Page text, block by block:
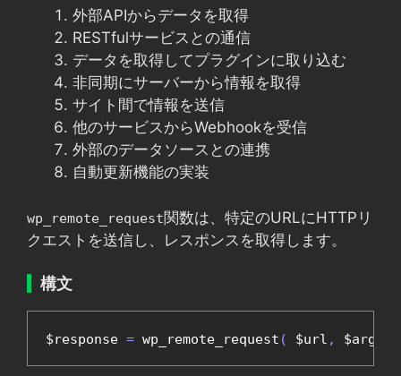
外部APIからデータを取得
RESTfulサービスとの通信
データを取得してプラグインに取り込む
非同期にサーバーから情報を取得
サイト間で情報を送信
他のサービスからWebhookを受信
外部のデータソースとの連携
自動更新機能の実装
wp_remote_request関数は、特定のURLにHTTPリ
クエストを送信し、レスポンスを取得します。
構文
$response = wp_remote_request ( $url , $args